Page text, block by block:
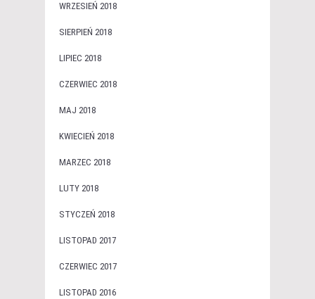
WRZESIEŃ 2018
SIERPIEŃ 2018
LIPIEC 2018
CZERWIEC 2018
MAJ 2018
KWIECIEŃ 2018
MARZEC 2018
LUTY 2018
STYCZEŃ 2018
LISTOPAD 2017
CZERWIEC 2017
LISTOPAD 2016